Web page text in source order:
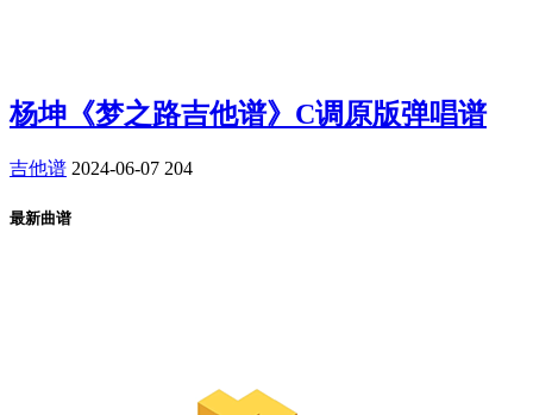
杨坤《梦之路吉他谱》C调原版弹唱谱
吉他谱 2024-06-07 204
最新曲谱